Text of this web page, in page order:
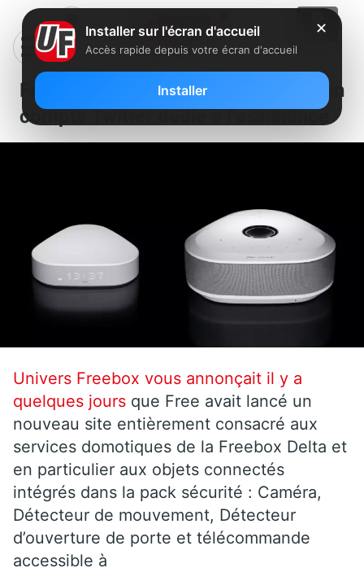
Freebox Home : Free lance un
compte Twitter dédié à l’assistance
Univers Freebox vous annonçait il y a
quelques jours que Free avait lancé un
nouveau site entièrement consacré aux
services domotiques de la Freebox Delta et
en particulier aux objets connectés
intégrés dans la pack sécurité : Caméra,
Détecteur de mouvement, Détecteur
d’ouverture de porte et télécommande
accessible à
✕
Installer sur l'écran d'accueil
Accès rapide depuis votre écran d'accueil
Installer